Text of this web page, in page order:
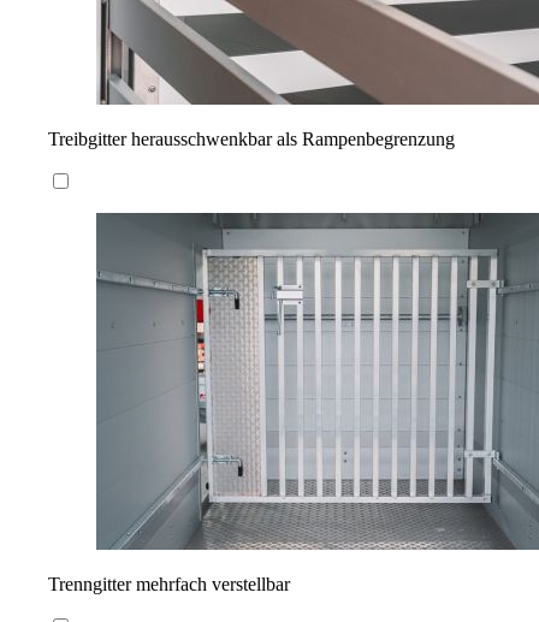
Treibgitter herausschwenkbar als Rampenbegrenzung
Trenngitter mehrfach verstellbar